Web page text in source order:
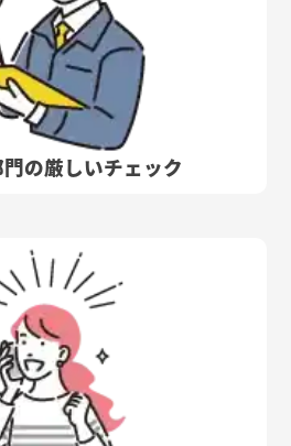
の厳しいチェック